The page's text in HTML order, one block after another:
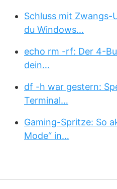
Schluss mit Zwangs-
du Windows…
echo rm -rf: Der 4-
dein…
df -h war gestern:
Terminal…
Gaming-Spritze: So
Mode“ in…